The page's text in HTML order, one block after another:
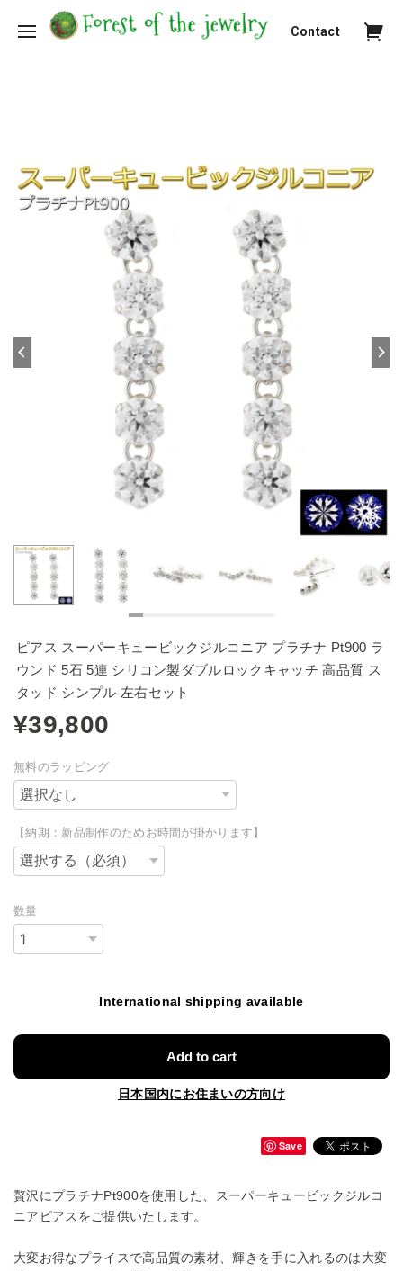
Contact
ピアス スーパーキュービックジルコニア プラチナ Pt900 ラ
ウンド 5石 5連 シリコン製ダブルロックキャッチ 高品質 ス
タッド シンプル 左右セット
¥39,800
無料のラッピング
【納期：新品制作のためお時間が掛かります】
数量
International shipping available
Add to cart
日本国内にお住まいの方向け
Save
贅沢にプラチナPt900を使用した、スーパーキュービックジルコ
ニアピアスをご提供いたします。
大変お得なプライスで高品質の素材、輝きを手に入れるのは大変